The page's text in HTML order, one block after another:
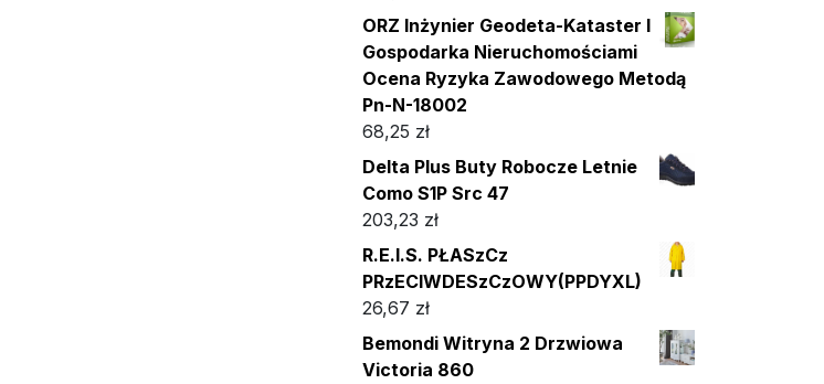
ORZ Inżynier Geodeta-Kataster I
Gospodarka Nieruchomościami
Ocena Ryzyka Zawodowego Metodą
Pn-N-18002
68,25 zł
Delta Plus Buty Robocze Letnie
Como S1P Src 47
203,23 zł
R.E.I.S. PŁASzCz
PRzECIWDESzCzOWY(PPDYXL)
26,67 zł
Bemondi Witryna 2 Drzwiowa
Victoria 860